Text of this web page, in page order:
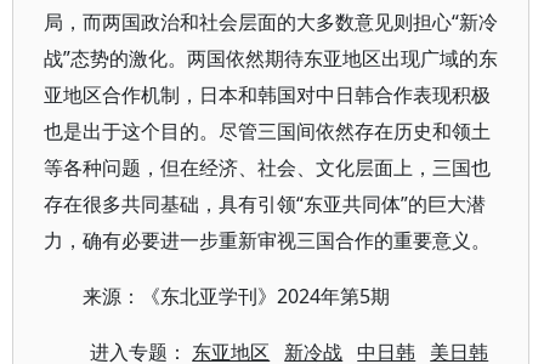
局，而两国政治和社会层面的大多数意见则担心“新冷
战”态势的激化。两国依然期待东亚地区出现广域的东
亚地区合作机制，日本和韩国对中日韩合作表现积极
也是出于这个目的。尽管三国间依然存在历史和领土
等各种问题，但在经济、社会、文化层面上，三国也
存在很多共同基础，具有引领“东亚共同体”的巨大潜
力，确有必要进一步重新审视三国合作的重要意义。
来源：《东北亚学刊》2024年第5期
进入专题： 东亚地区 新冷战 中日韩 美日韩